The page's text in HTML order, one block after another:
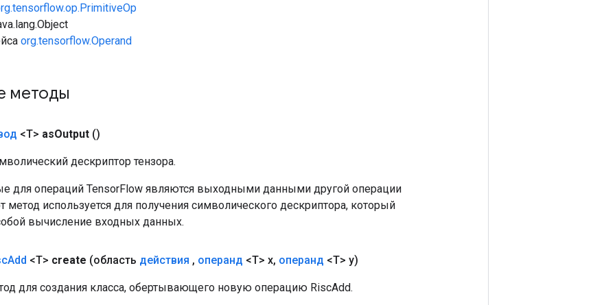
org.tensorflow.Operand
методы
<T> asOutput ()
дескриптор тензора.
для операций TensorFlow являются выходными данными другой операции
метод используется для получения символического дескриптора, который
вычисление входных данных.
Add <T> create (область действия , операнд <T> x, операнд <T> y)
для создания класса, обертывающего новую операцию RiscAdd.